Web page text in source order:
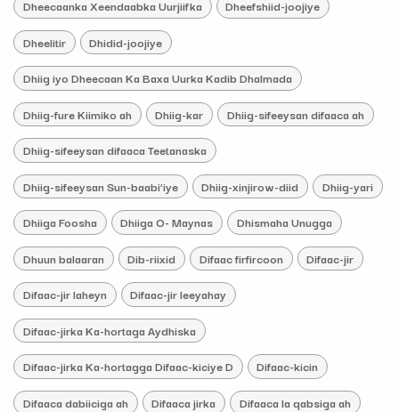
Dheecaanka Xeendaabka Uurjiifka Dheefshiid-joojiye
Dheelitir Dhidid-joojiye
Dhiig iyo Dheecaan Ka Baxa Uurka Kadib Dhalmada
Dhiig-fure Kiimiko ah Dhiig-kar Dhiig-sifeeysan difaaca ah
Dhiig-sifeeysan difaaca Teetanaska
Dhiig-sifeeysan Sun-baabi’iye Dhiig-xinjirow-diid Dhiig-yari
Dhiiga Foosha Dhiiga O- Maynas Dhismaha Unugga
Dhuun balaaran Dib-riixid Difaac firfircoon Difaac-jir
Difaac-jir laheyn Difaac-jir leeyahay
Difaac-jirka Ka-hortaga Aydhiska
Difaac-jirka Ka-hortagga Difaac-kiciye D Difaac-kicin
Difaaca dabiiciga ah Difaaca jirka Difaaca la qabsiga ah